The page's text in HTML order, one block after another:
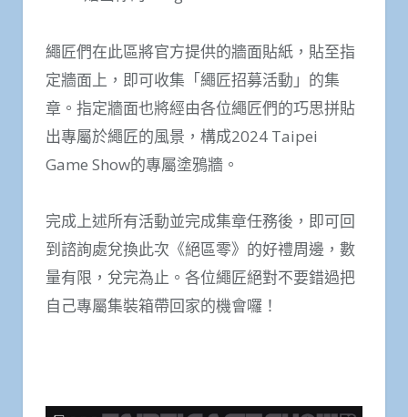
繩匠們在此區將官方提供的牆面貼紙，貼至指
定牆面上，即可收集「繩匠招募活動」的集
章。指定牆面也將經由各位繩匠們的巧思拼貼
出專屬於繩匠的風景，構成2024 Taipei
Game Show的專屬塗鴉牆。
完成上述所有活動並完成集章任務後，即可回
到諮詢處兌換此次《絕區零》的好禮周邊，數
量有限，兌完為止。各位繩匠絕對不要錯過把
自己專屬集裝箱帶回家的機會囉！